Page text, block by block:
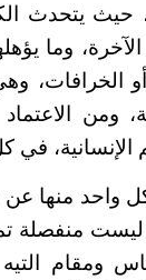
حيث يتحدث
وما
الخرافات،
ومن
الإنسانية،
واحد منها
ليست
ومقام